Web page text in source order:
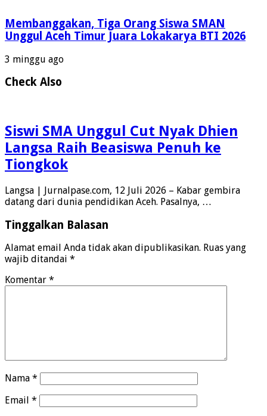
Membanggakan, Tiga Orang Siswa SMAN
Unggul Aceh Timur Juara Lokakarya BTI 2026
3 minggu ago
Check Also
Siswi SMA Unggul Cut Nyak Dhien
Langsa Raih Beasiswa Penuh ke
Tiongkok
Langsa | Jurnalpase.com, 12 Juli 2026 – Kabar gembira
datang dari dunia pendidikan Aceh. Pasalnya, …
Tinggalkan Balasan
Alamat email Anda tidak akan dipublikasikan. Ruas yang
wajib ditandai *
Komentar *
Nama *
Email *